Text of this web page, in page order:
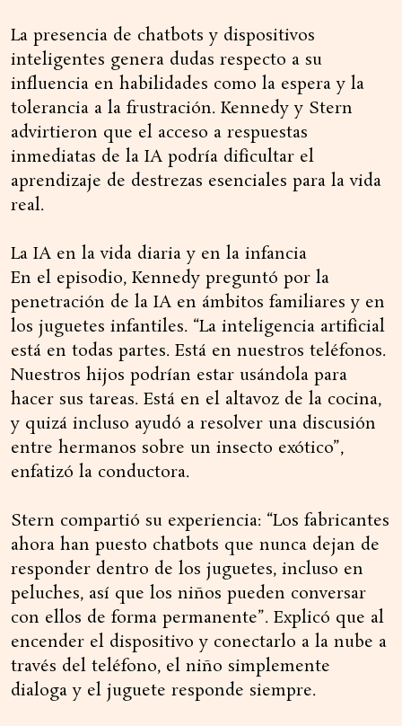
La presencia de chatbots y dispositivos
inteligentes genera dudas respecto a su
influencia en habilidades como la espera y la
tolerancia a la frustración. Kennedy y Stern
advirtieron que el acceso a respuestas
inmediatas de la IA podría dificultar el
aprendizaje de destrezas esenciales para la vida
real.
La IA en la vida diaria y en la infancia
En el episodio, Kennedy preguntó por la
penetración de la IA en ámbitos familiares y en
los juguetes infantiles. “La inteligencia artificial
está en todas partes. Está en nuestros teléfonos.
Nuestros hijos podrían estar usándola para
hacer sus tareas. Está en el altavoz de la cocina,
y quizá incluso ayudó a resolver una discusión
entre hermanos sobre un insecto exótico”,
enfatizó la conductora.
Stern compartió su experiencia: “Los fabricantes
ahora han puesto chatbots que nunca dejan de
responder dentro de los juguetes, incluso en
peluches, así que los niños pueden conversar
con ellos de forma permanente”. Explicó que al
encender el dispositivo y conectarlo a la nube a
través del teléfono, el niño simplemente
dialoga y el juguete responde siempre.